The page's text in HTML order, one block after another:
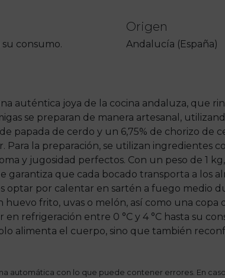
su consumo.
Origen
Andalucía (España)
auténtica joya de la cocina andaluza, que
se preparan de manera artesanal,
papada de cerdo y un 6,75% de chorizo de
la preparación, se utilizan ingredientes
y jugosidad perfectos. Con un peso de 1
garantiza que cada bocado transporta a los
optar por calentar en sartén a fuego medio
frito, uvas o melón, así como una
en refrigeración entre 0 °C y 4 °C hasta su
alimenta el cuerpo, sino que también
automática con lo que puede contener errores. En